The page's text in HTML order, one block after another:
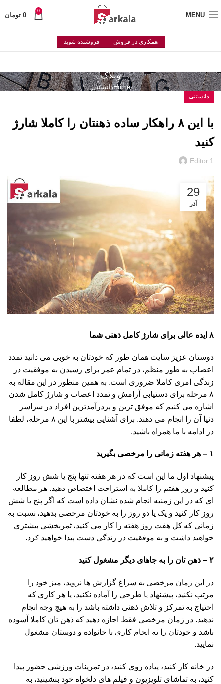
MENU
0
0 تومان
همکاری در فروش فروشنده شوید
وبلاگ
Homeدانستنی
دانستنی
با این ۸ راهکار ساده ذهنتان را کاملا شارژ
کنید
Editor.1
29
آذر
۸ ایده عالی برای شارژ کامل ذهنی شما
دوستان عزیز سایت همان طور که خودتان به خوبی می دانید تمدد
اعصاب به طور منظم، در تمام عمر برای رسیدن به موفقیت در
زندگی امری کاملا ضروری است. به همین منظور در این مقاله به
۸ مرحله برای دستیابی آرامش و تمدد اعصاب و شارژ کامل شدن
اشاره می کنیم که موفق ترین و پردرآمدترین افراد در سراسر
دنیا آن را انجام می دهند. برای آشنایی بیشتر با این ۸ مرحله، لطفا
در ادامه با ما همراه باشید.
۱ – هر هفته زمانی را مرخصی بگیرید
پیشنهاد اول ما این است که در هر هفته تنها پنج یا شش روز کار
کنید و روز هفتم را کاملا به استراحت اختصاص دهید. هر مطالعه
ای که در این زمنیه انجام شده نشان داده است که اگر پنج یا شش
روز کار کنید و یک یا دو روز را به خودتان مرخصی بدهید، نسبت به
زمانی که کل هفت روز هفته را کار می کنید، ثمربخشی بیشتری
خواهید داشت و به موفقیت در زندگی دست پیدا خواهید کرد.
۲ – ذهن تان را به جاهای دیگر مشغول کنید
در این زمان مرخصی به سراغ گزارش ها نروید، میز خود را
مرتب نکنید، پیشنهاد یا طرحی را آماده نکنید، یا هر کاری که
احتیاج به تمرکز و تلاش ذهنی داشته باشد را به هیچ وجه انجام
ندهید. در زمان مرخصی فقط اجازه دهید که ذهن تان کاملا آسوده
باشد و خودتان را به انجام کاری با خانواده و دوستان مشغول
نمایید.
در خانه کار کنید، پیاده روی کنید، در تمرینات ورزشی حضور پیدا
کنید، به تماشای تلویزیون و فیلم های دلخواه خود بنشینید، به